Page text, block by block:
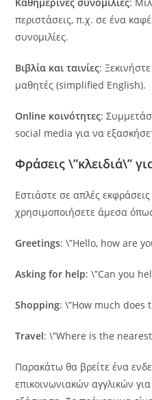
περιστάσεις, π.χ. σε ένα
συνομιλίες.
Βιβλία και ταινίες:
μαθητές (simplified English).
Online κοινότητες:
social media για να
Φράσεις \”κλειδιά\”
Εστιάστε σε απλές
χρησιμοποιήσετε άμεσα
Greetings: \”Hello, how are
Asking for help: \”Can you
Shopping: \”How much does
Travel: \”Where is the
Παρακάτω θα βρείτε ένα
επικοινωνιακών αγγλικών